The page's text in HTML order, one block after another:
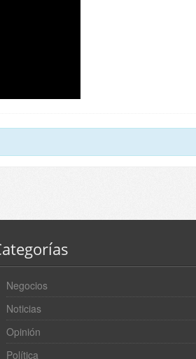
Negocios
Noticias
Opinión
Política